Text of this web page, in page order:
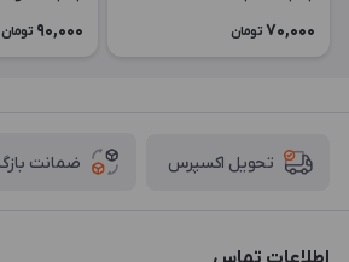
70,000 تومان 90,000 تومان
تحویل اکسپرس ضمانت